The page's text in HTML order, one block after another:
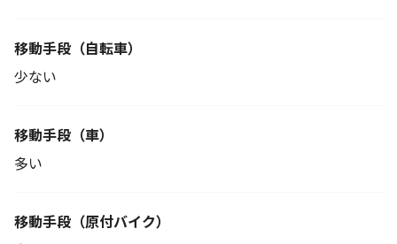
移動手段 （自転車）
少ない
移動手段（車）
多い
移動手段 （原付バイク）